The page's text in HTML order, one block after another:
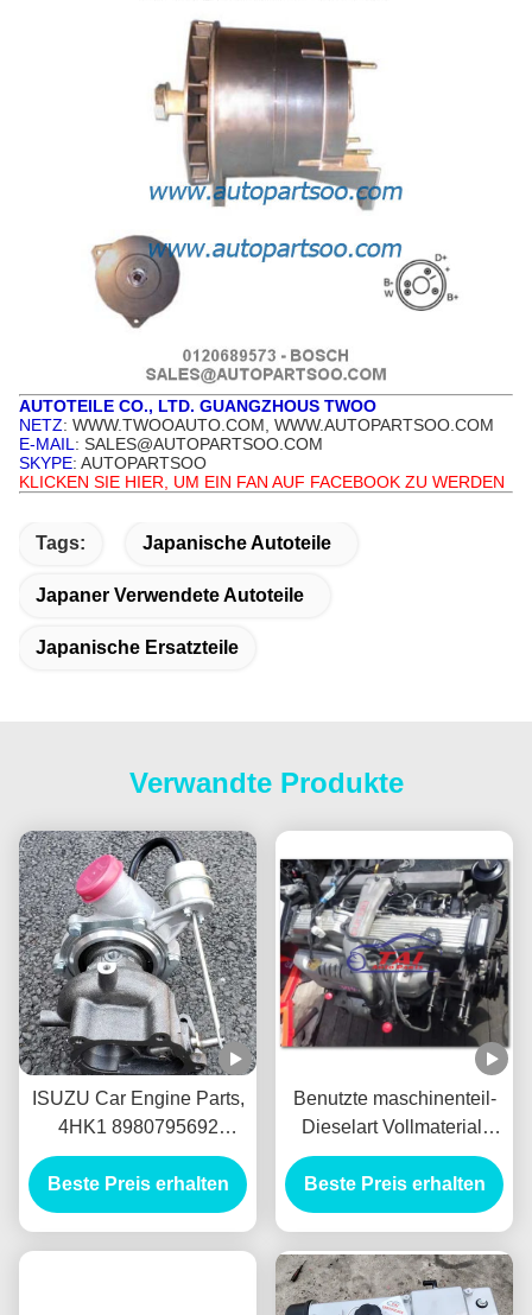
AUTOTEILE CO., LTD. GUANGZHOUS TWOO
NETZ: WWW.TWOOAUTO.COM, WWW.AUTOPARTSOO.COM
E-MAIL : SALES@AUTOPARTSOO.COM
SKYPE: AUTOPARTSOO
KLICKEN SIE HIER, UM EIN FAN AUF FACEBOOK ZU WERDEN
Tags: Japanische Autoteile
Japaner Verwendete Autoteile
Japanische Ersatzteile
Verwandte Produkte
ISUZU Car Engine Parts,
4HK1 8980795692
Turbolader des
Dieselmotor-IHI 4HK1-TC
für Isuzu
Beste Preis erhalten
Benutzte maschinenteil-
Dieselart Vollmaterial-
lange Lebensdauer 1HD
1HDFT Automobil
Beste Preis erhalten